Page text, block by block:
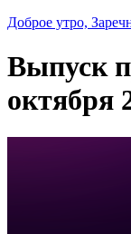
Доброе утро,
Выпуск
октября